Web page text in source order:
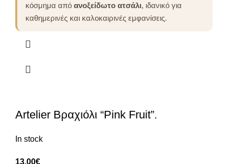
κόσμημα από ανοξείδωτο ατσάλι, ιδανικό για
καθημερινές και καλοκαιρινές εμφανίσεις.
Artelier Βραχιόλι “Pink Fruit”.
In stock
13.00€